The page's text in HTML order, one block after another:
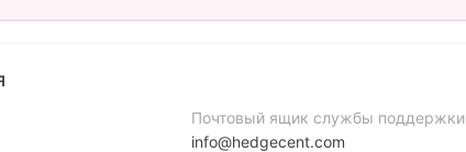
Почтовый ящик службы поддержки
info@hedgecent.com